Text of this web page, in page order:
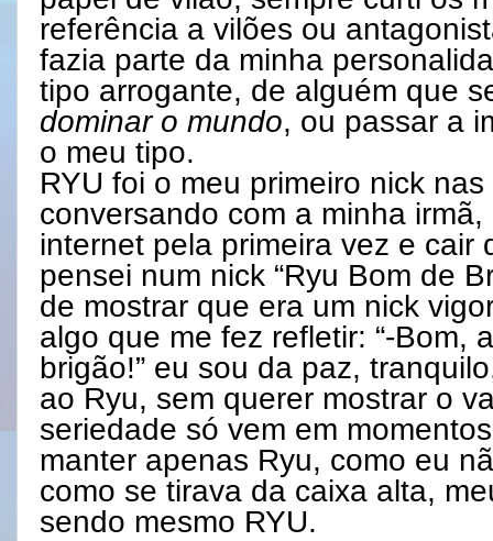
referência a vilões ou
fazia parte da minha
tipo arrogante, de alguém que
dominar o mundo, ou passar a
o meu tipo.
RYU foi o meu primeiro nick
conversando com a minha
internet pela primeira vez e cair
pensei num nick “Ryu Bom de
de mostrar que era um nick
algo que me fez refletir: “-Bom,
brigão!” eu sou da paz,
ao Ryu, sem querer mostrar o
seriedade só vem em
manter apenas Ryu, como eu
como se tirava da caixa alta,
sendo mesmo RYU.